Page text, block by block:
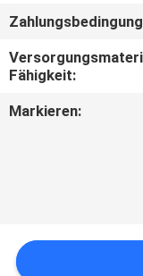
ZITAT
Fähigkeit:
Markieren: